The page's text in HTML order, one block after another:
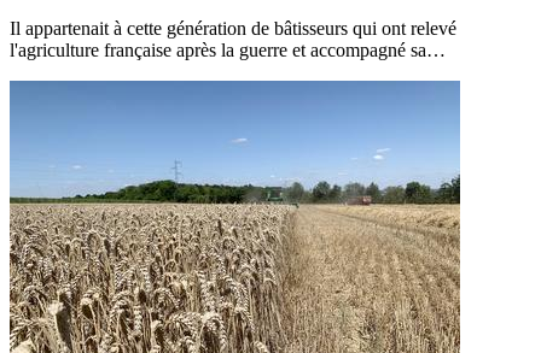
Il appartenait à cette génération de bâtisseurs qui ont relevé
l'agriculture française après la guerre et accompagné sa…